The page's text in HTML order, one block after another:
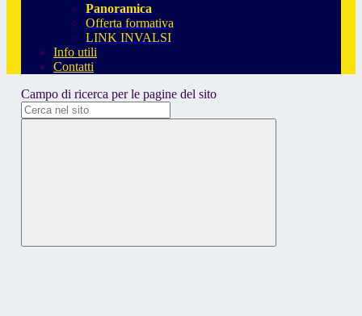
Panoramica
Offerta formativa
LINK INVALSI
Info utili
Contatti
Campo di ricerca per le pagine del sito